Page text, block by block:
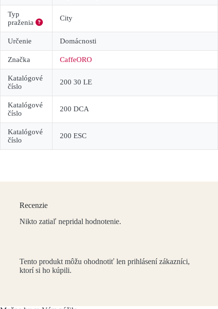
Typ
praženia
City
Určenie Domácnosti
Značka CaffeORO
Katalógové
číslo
200 30 LE
Katalógové
číslo
200 DCA
Katalógové
číslo
200 ESC
Recenzie
Nikto zatiaľ nepridal hodnotenie.
Tento produkt môžu ohodnotiť len prihlásení zákazníci,
ktorí si ho kúpili.